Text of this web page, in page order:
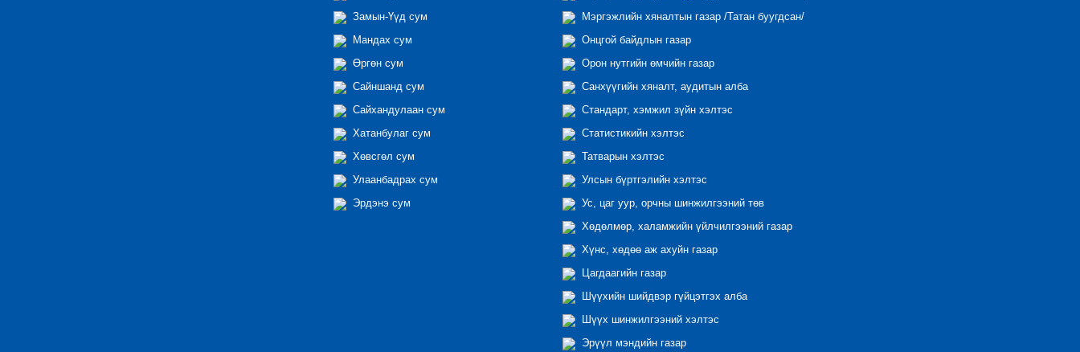
Замын-Үүд сум
Мандах сум
Өргөн сум
Сайншанд сум
Сайхандулаан сум
Хатанбулаг сум
Хөвсгөл сум
Улаанбадрах сум
Эрдэнэ сум
Мэргэжлийн хяналтын газар /Татан буугдсан/
Онцгой байдлын газар
Орон нутгийн өмчийн газар
Санхүүгийн хяналт, аудитын алба
Стандарт, хэмжил зүйн хэлтэс
Статистикийн хэлтэс
Татварын хэлтэс
Улсын бүртгэлийн хэлтэс
Ус, цаг уур, орчны шинжилгээний төв
Хөдөлмөр, халамжийн үйлчилгээний газар
Хүнс, хөдөө аж ахуйн газар
Цагдаагийн газар
Шүүхийн шийдвэр гүйцэтгэх алба
Шүүх шинжилгээний хэлтэс
Эрүүл мэндийн газар